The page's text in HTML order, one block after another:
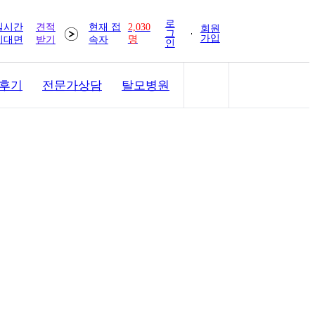
시간
대면
견적
받기
현재 접
속자
2,030
명
로
그
인
회원
가입
기 전문가상담 탈모병원